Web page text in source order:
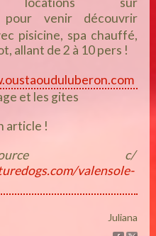
pour venir découvrir
pisicine, spa chauffé,
allant de 2 à 10 pers !
et les gites
article !
c/
valensole-
Juliana